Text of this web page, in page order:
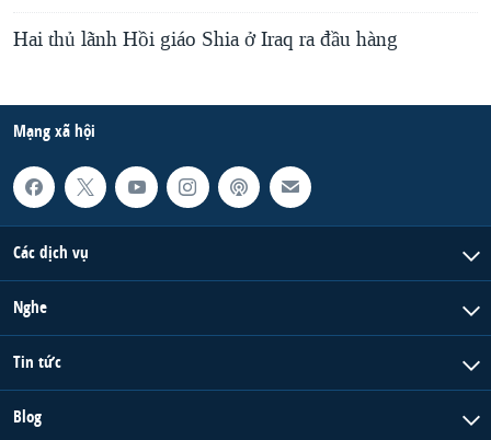
Hai thủ lãnh Hồi giáo Shia ở Iraq ra đầu hàng
Mạng xã hội
Các dịch vụ
Nghe
Tin tức
Blog